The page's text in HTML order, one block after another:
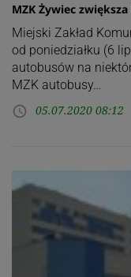
MZK Żywiec
Miejski Zakład
od poniedziałku (6
autobusów na
MZK autobusy…
access_time 05.07.2020 08:12